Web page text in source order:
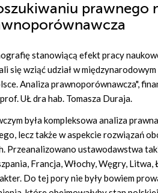
prawnego
stanowiącą efekt pracy
się wziąć udział w
Analiza prawnoporównawcza",
UŁ dra hab. Tomasza Duraja.
była kompleksowa analiza
lecz także w aspekcie rozwiązań
Przeanalizowano ustawodawstwa
Francja, Włochy, Węgry,
Do tej pory nie były bowiem